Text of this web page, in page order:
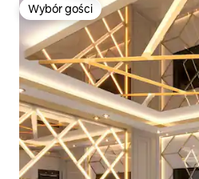
Wybór gości
Wybór gości